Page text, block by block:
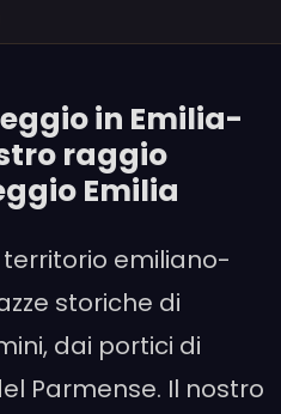
in Emilia-
raggio
Emilia
emiliano-
storiche di
dai portici di
Parmense. Il nostro